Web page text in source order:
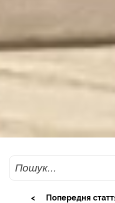
Пошук
Попередня